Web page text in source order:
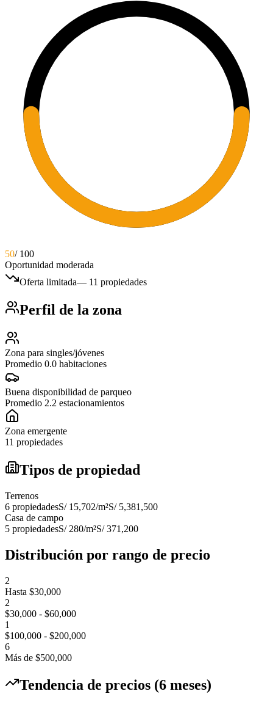
50/ 100
Oportunidad moderada
Oferta limitada— 11 propiedades
Perfil de la zona
Zona para singles/jóvenes
Promedio 0.0 habitaciones
Buena disponibilidad de parqueo
Promedio 2.2 estacionamientos
Zona emergente
11 propiedades
Tipos de propiedad
Terrenos
6 propiedadesS/ 15,702/m²S/ 5,381,500
Casa de campo
5 propiedadesS/ 280/m²S/ 371,200
Distribución por rango de precio
2
Hasta $30,000
2
$30,000 - $60,000
1
$100,000 - $200,000
6
Más de $500,000
Tendencia de precios (6 meses)